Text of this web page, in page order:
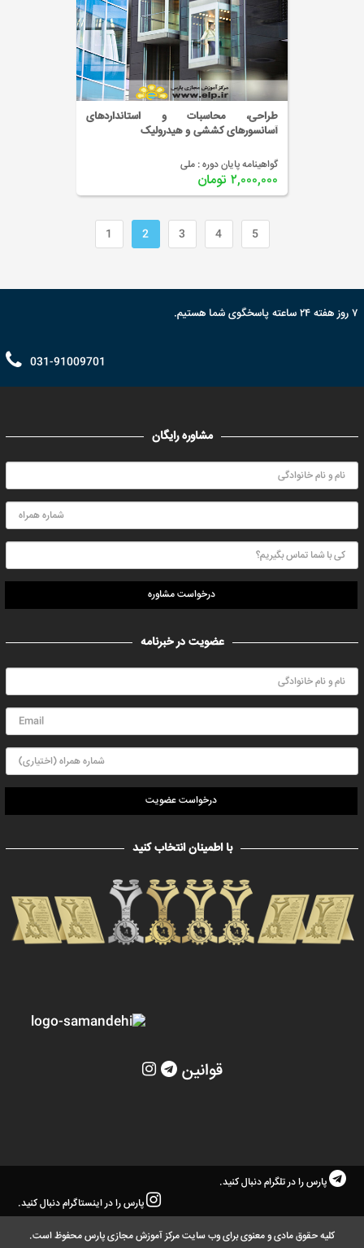
طراحی، محاسبات و استانداردهای
آسانسورهای کششی و هیدرولیک
گواهینامه پایان دوره : ملی
۲,۰۰۰,۰۰۰ تومان
1 2 3 4 5
۷ روز هفته ۲۴ ساعته پاسخگوی شما هستیم.
031-91009701
مشاوره رایگان
درخواست مشاوره
عضویت در خبرنامه
درخواست عضویت
با اطمینان انتخاب کنید
قوانین
پارس را در تلگرام دنبال کنید.
پارس را در اینستاگرام دنبال کنید.
کلیه حقوق مادی و معنوی برای وب سایت مرکز آموزش مجازی پارس محفوظ است.